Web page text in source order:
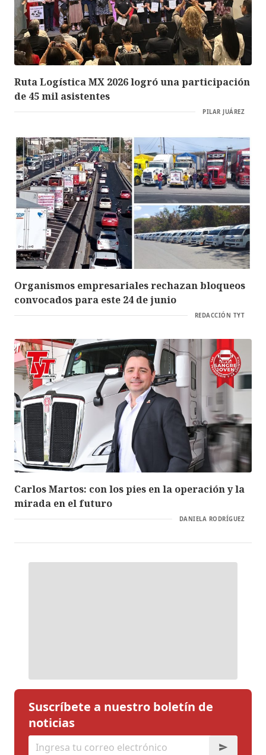
Ruta Logística MX 2026 logró una participación
de 45 mil asistentes
PILAR JUÁREZ
Organismos empresariales rechazan bloqueos
convocados para este 24 de junio
REDACCIÓN TYT
Carlos Martos: con los pies en la operación y la
mirada en el futuro
DANIELA RODRÍGUEZ
Suscríbete a nuestro boletín de
noticias